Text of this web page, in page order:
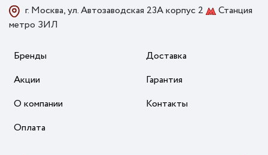
г. Москва, ул. Автозаводская 23А корпус 2
Станция
метро ЗИЛ
Бренды
Акции
О компании
Оплата
Доставка
Гарантия
Контакты